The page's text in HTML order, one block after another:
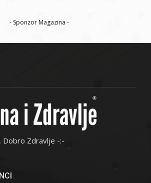
- Sponzor Magazina -
Dobro Zdravlje -:-